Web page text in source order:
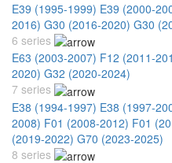
E39 (1995-1999) E39 (2000-
2016) G30 (2016-2020) G30
6 series
E63 (2003-2007) F12 (2011-
2020) G32 (2020-2024)
7 series
E38 (1994-1997) E38 (1997-
2008) F01 (2008-2012) F01
(2019-2022) G70 (2023-2025)
8 series